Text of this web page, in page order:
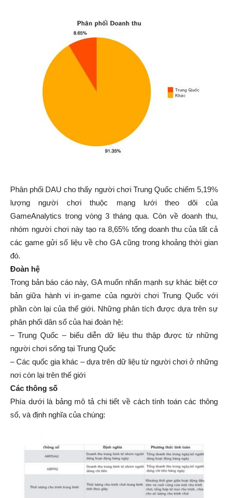
Phân phối DAU cho thấy người chơi Trung Quốc chiếm 5,19%
lượng người chơi thuộc mạng lưới theo dõi của
GameAnalytics trong vòng 3 tháng qua. Còn về doanh thu,
nhóm người chơi này tạo ra 8,65% tổng doanh thu của tất cả
các game gửi số liệu về cho GA cũng trong khoảng thời gian
đó.
Đoàn hệ
Trong bản báo cáo này, GA muốn nhấn mạnh sự khác biệt cơ
bản giữa hành vi in-game của người chơi Trung Quốc với
phần còn lại của thế giới. Những phân tích được dựa trên sự
phân phối dân số của hai đoàn hệ:
– Trung Quốc – biểu diễn dữ liệu thu thập được từ những
người chơi sống tại Trung Quốc
– Các quốc gia khác – dựa trên dữ liệu từ người chơi ở những
nơi còn lại trên thế giới
Các thông số
Phía dưới là bảng mô tả chi tiết về cách tính toán các thông
số, và định nghĩa của chúng: